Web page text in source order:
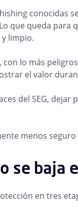
conocidas
que queda para
limpio.
lo más
el valor
del SEG, dejar
menos
se baja
en tres